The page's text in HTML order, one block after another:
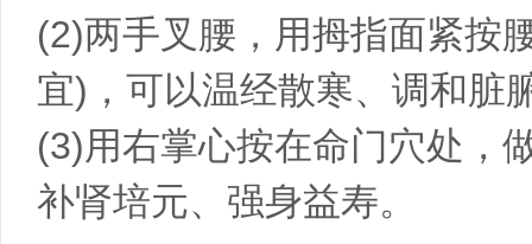
(2)两手叉腰，用拇指面紧按
宜)，可以温经散寒、调和脏
(3)用右掌心按在命门穴处，
补肾培元、强身益寿。